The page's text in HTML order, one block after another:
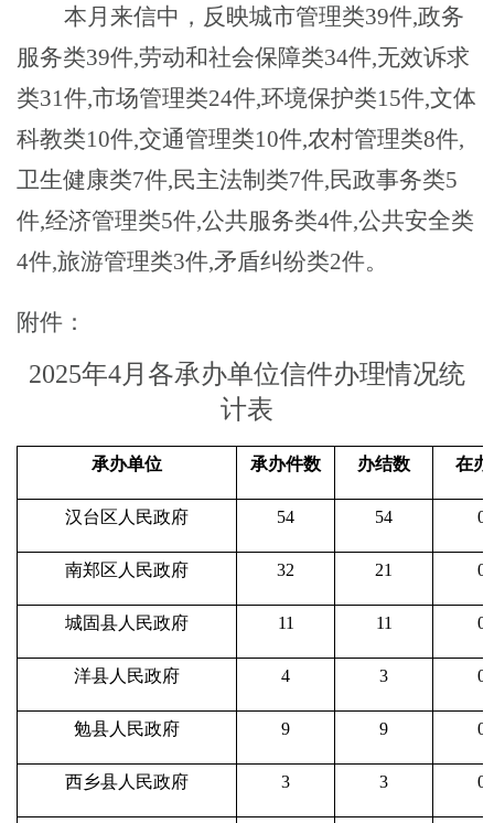
本月来信中，反映城市管理类39件,政务
服务类39件,劳动和社会保障类34件,无效诉求
类31件,市场管理类24件,环境保护类15件,文体
科教类10件,交通管理类10件,农村管理类8件,
卫生健康类7件,民主法制类7件,民政事务类5
件,经济管理类5件,公共服务类4件,公共安全类
4件,旅游管理类3件,矛盾纠纷类2件。
附件 ：
2025年4月各承办单位信件办理情况统
计表
承办单位 承办件数 办结数 在办
汉台区人民政府 54 54 0
南郑区人民政府 32 21 0
城固县人民政府 11 11 0
洋县人民政府 4 3 0
勉县人民政府 9 9 0
西乡县人民政府 3 3 0